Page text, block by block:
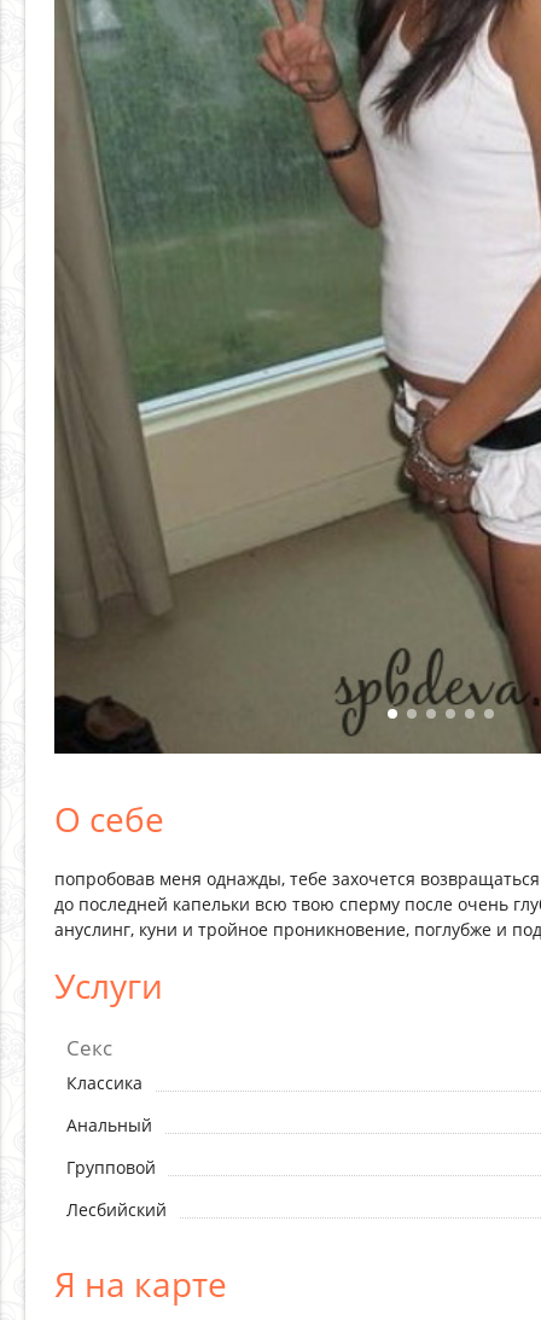
О себе
попробовав меня однажды, тебе захочется
до последней капельки всю твою сперму после очень
ануслинг, куни и тройное проникновение, поглубже и
Услуги
Секс
Классика
Анальный
Групповой
Лесбийский
Я на карте